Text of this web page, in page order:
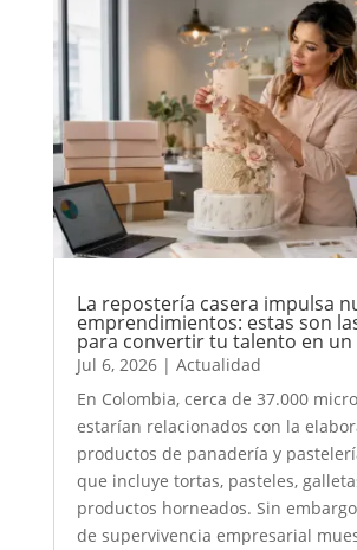
La repostería casera impulsa
emprendimientos: estas son
para convertir tu talento en un
Jul 6, 2026| Actualidad
En Colombia, cerca de 37.000
estarían relacionados con la
productos de panadería y
que incluye tortas, pasteles,
productos horneados. Sin
de supervivencia empresarial